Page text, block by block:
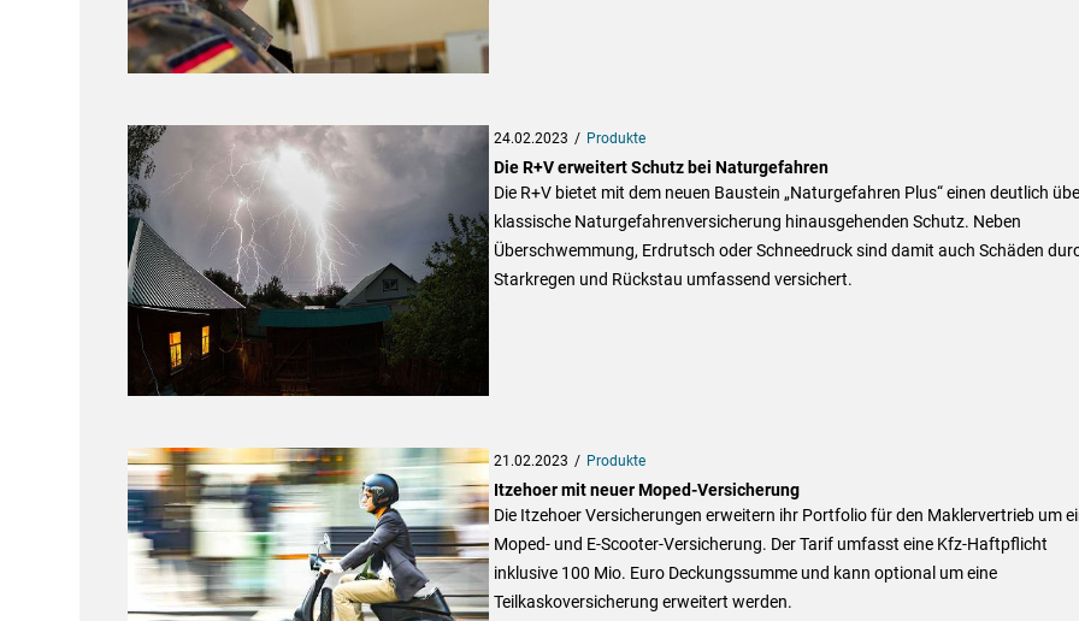
24.02.2023 Produkte
Die R+V erweitert Schutz bei Naturgefahren
Die R+V bietet mit dem neuen Baustein „Naturgefahren Plus“ einen deutlich
klassische Naturgefahrenversicherung hinausgehenden Schutz. Neben
Überschwemmung, Erdrutsch oder Schneedruck sind damit auch Schäden
Starkregen und Rückstau umfassend versichert.
21.02.2023 Produkte
Itzehoer mit neuer Moped-Versicherung
Die Itzehoer Versicherungen erweitern ihr Portfolio für den Maklervertrieb um
Moped- und E-Scooter-Versicherung. Der Tarif umfasst eine Kfz-Haftpflicht
inklusive 100 Mio. Euro Deckungssumme und kann optional um eine
Teilkaskoversicherung erweitert werden.